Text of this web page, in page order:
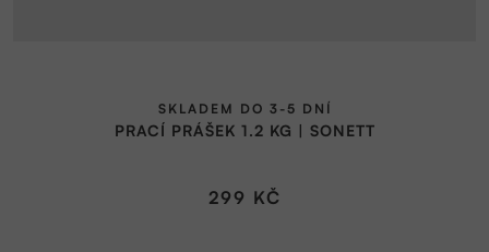
PRACÍ PRÁŠEK 1.2 KG | SONETT
SKLADEM DO 3-5 DNÍ
299 KČ